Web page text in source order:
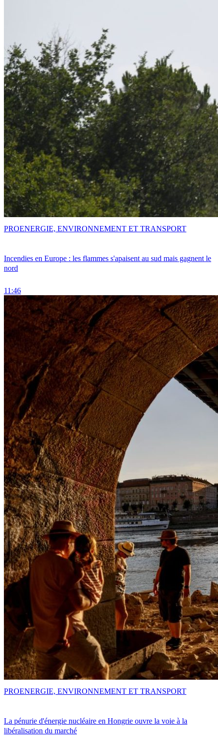
Incendies en Europe : les flammes s'apaisent au sud mais gagnent le
nord
11:46
PROENERGIE, ENVIRONNEMENT ET TRANSPORT
La pénurie d'énergie nucléaire en Hongrie ouvre la voie à la
libéralisation du marché
PROENERGIE, ENVIRONNEMENT ET TRANSPORT